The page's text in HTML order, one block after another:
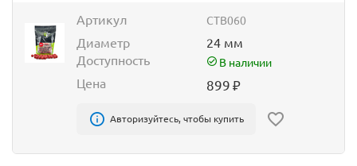
Артикул CTB060
Диаметр
24 мм
Доступность
В наличии
Цена 899₽
Авторизуйтесь, чтобы купить